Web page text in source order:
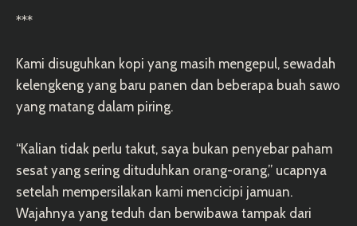
***
Kami disuguhkan kopi yang masih mengepul, sewadah
kelengkeng yang baru panen dan beberapa buah sawo
yang matang dalam piring.
“Kalian tidak perlu takut, saya bukan penyebar paham
sesat yang sering dituduhkan orang-orang,” ucapnya
setelah mempersilakan kami mencicipi jamuan.
Wajahnya yang teduh dan berwibawa tampak dari